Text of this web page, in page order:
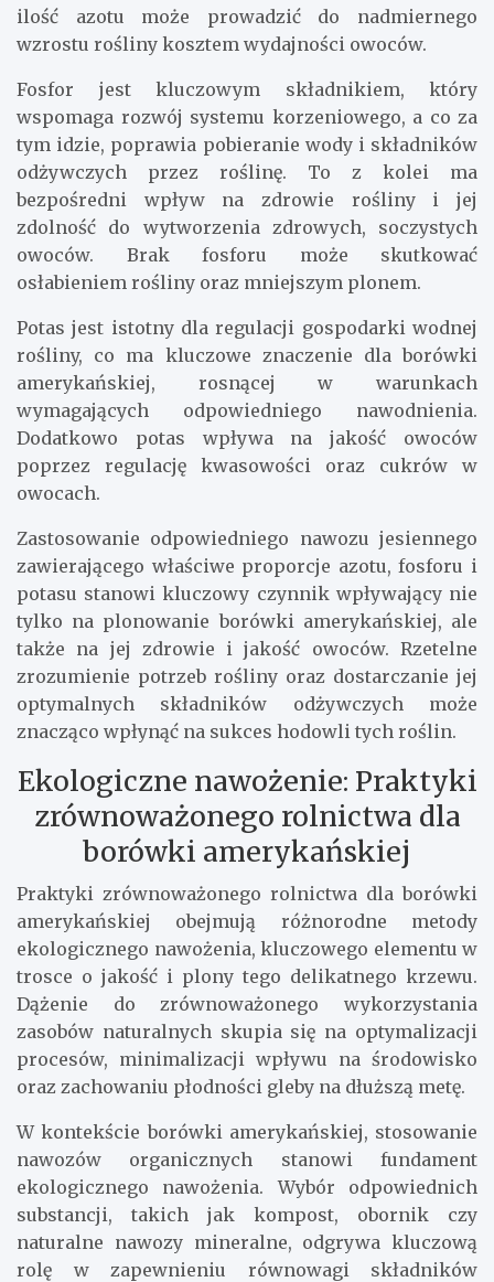
ilość azotu może prowadzić do nadmiernego
wzrostu rośliny kosztem wydajności owoców.
Fosfor jest kluczowym składnikiem, który
wspomaga rozwój systemu korzeniowego, a co za
tym idzie, poprawia pobieranie wody i składników
odżywczych przez roślinę. To z kolei ma
bezpośredni wpływ na zdrowie rośliny i jej
zdolność do wytworzenia zdrowych, soczystych
owoców. Brak fosforu może skutkować
osłabieniem rośliny oraz mniejszym plonem.
Potas jest istotny dla regulacji gospodarki wodnej
rośliny, co ma kluczowe znaczenie dla borówki
amerykańskiej, rosnącej w warunkach
wymagających odpowiedniego nawodnienia.
Dodatkowo potas wpływa na jakość owoców
poprzez regulację kwasowości oraz cukrów w
owocach.
Zastosowanie odpowiedniego nawozu jesiennego
zawierającego właściwe proporcje azotu, fosforu i
potasu stanowi kluczowy czynnik wpływający nie
tylko na plonowanie borówki amerykańskiej, ale
także na jej zdrowie i jakość owoców. Rzetelne
zrozumienie potrzeb rośliny oraz dostarczanie jej
optymalnych składników odżywczych może
znacząco wpłynąć na sukces hodowli tych roślin.
Ekologiczne nawożenie: Praktyki
zrównoważonego rolnictwa dla
borówki amerykańskiej
Praktyki zrównoważonego rolnictwa dla borówki
amerykańskiej obejmują różnorodne metody
ekologicznego nawożenia, kluczowego elementu w
trosce o jakość i plony tego delikatnego krzewu.
Dążenie do zrównoważonego wykorzystania
zasobów naturalnych skupia się na optymalizacji
procesów, minimalizacji wpływu na środowisko
oraz zachowaniu płodności gleby na dłuższą metę.
W kontekście borówki amerykańskiej, stosowanie
nawozów organicznych stanowi fundament
ekologicznego nawożenia. Wybór odpowiednich
substancji, takich jak kompost, obornik czy
naturalne nawozy mineralne, odgrywa kluczową
rolę w zapewnieniu równowagi składników